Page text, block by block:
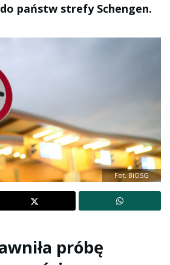
państw strefy Schengen.
Fot. BiOSG
próbę